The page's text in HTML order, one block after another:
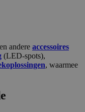
en andere accessoires
(LED-spots),
, waarmee